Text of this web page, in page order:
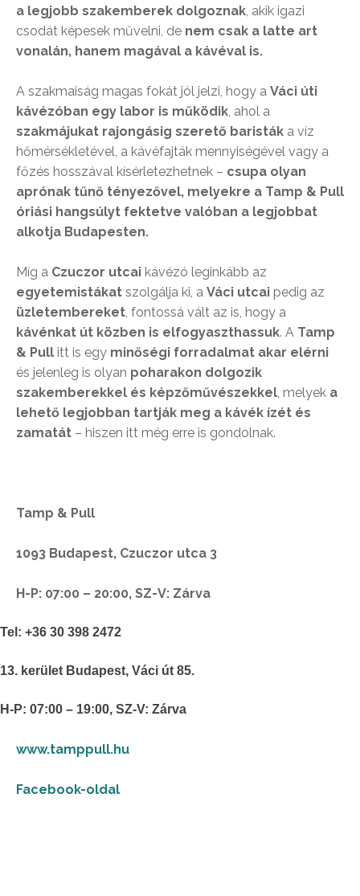
a legjobb szakemberek dolgoznak, akik igazi
csodát képesek művelni, de nem csak a latte art
vonalán, hanem magával a kávéval is.
A szakmaiság magas fokát jól jelzi, hogy a Váci úti
kávézóban egy labor is működik, ahol a
szakmájukat rajongásig szerető baristák a víz
hőmérsékletével, a kávéfajták mennyiségével vagy a
főzés hosszával kísérletezhetnek – csupa olyan
aprónak tűnő tényezővel, melyekre a Tamp & Pull
óriási hangsúlyt fektetve valóban a legjobbat
alkotja Budapesten.
Míg a Czuczor utcai kávézó leginkább az
egyetemistákat szolgálja ki, a Váci utcai pedig az
üzletembereket, fontossá vált az is, hogy a
kávénkat út közben is elfogyaszthassuk. A Tamp
& Pull itt is egy minőségi forradalmat akar elérni
és jelenleg is olyan poharakon dolgozik
szakemberekkel és képzőművészekkel, melyek a
lehető legjobban tartják meg a kávék ízét és
zamatát – hiszen itt még erre is gondolnak.
Tamp & Pull
1093 Budapest, Czuczor utca 3
H-P: 07:00 – 20:00, SZ-V: Zárva
Tel: +36 30 398 2472
13. kerület Budapest, Váci út 85.
H-P: 07:00 – 19:00, SZ-V: Zárva
www.tamppull.hu
Facebook-oldal